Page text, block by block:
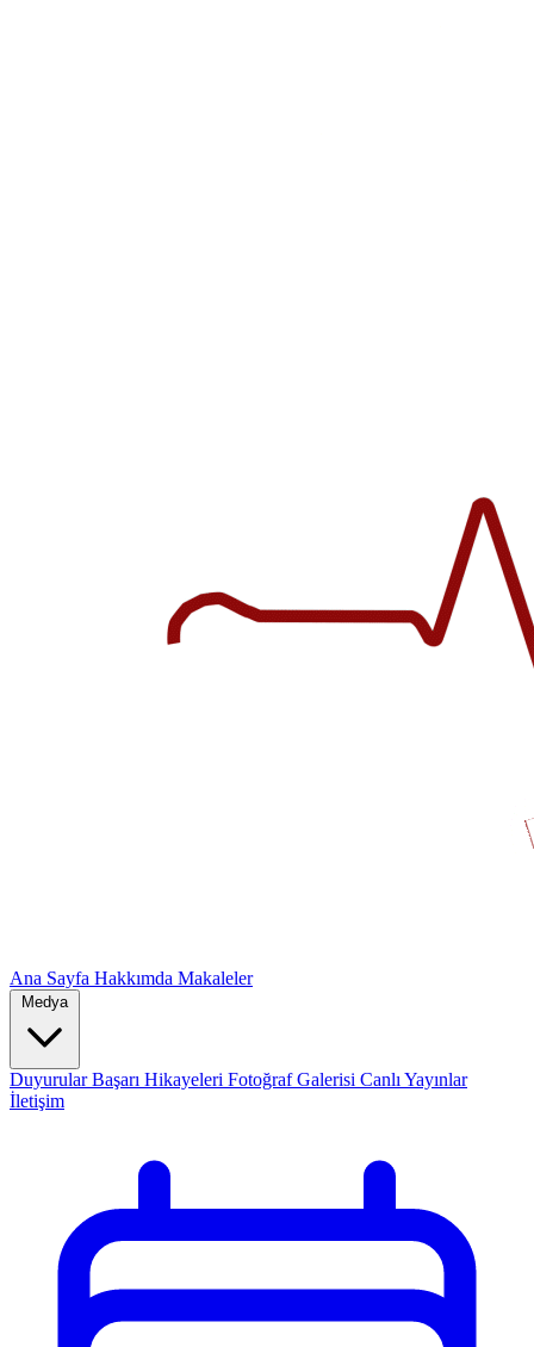
Ana Sayfa Hakkımda Makaleler
Medya
DuyurularBaşarı Hikayeleri Fotoğraf Galerisi Canlı Yayınlar
İletişim